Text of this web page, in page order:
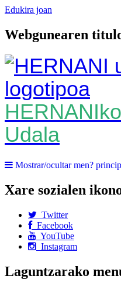
Edukira joan
Webgunearen
HERNANIko
Udala
Mostrar/ocultar men?
Xare sozialen
Twitter
Facebook
YouTube
Instagram
Laguntzarako